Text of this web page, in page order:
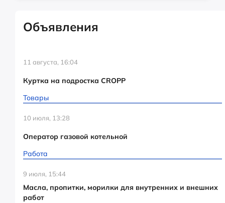
Объявления
11 августа, 16:04
Куртка на подростка CROPP
Товары
10 июля, 13:28
Оператор газовой котельной
Работа
9 июля, 15:44
Масла, пропитки, морилки для внутренних и внешних
работ